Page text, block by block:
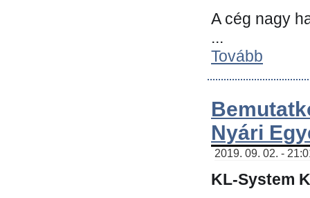
A cég nagy
...
Tovább
Nyári
2019. 09. 02. -
KL-System